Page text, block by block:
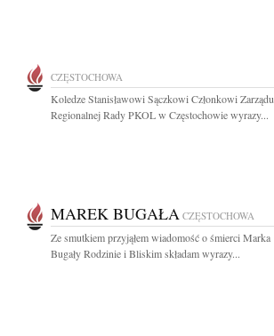
CZĘSTOCHOWA
Koledze Stanisławowi Sączkowi Członkowi Zarządu
Regionalnej Rady PKOL w Częstochowie wyrazy...
MAREK BUGAŁA CZĘSTOCHOWA
Ze smutkiem przyjąłem wiadomość o śmierci Marka
Bugały Rodzinie i Bliskim składam wyrazy...